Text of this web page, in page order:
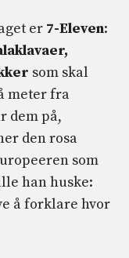
er 7-Eleven:
som skal
meter fra
dem på,
den rosa
som
han huske:
å forklare hvor